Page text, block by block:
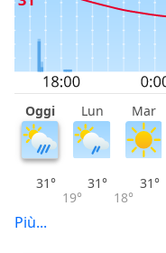
Oggi Lun Mar
31°
19°
31°
18°
31°
Più...